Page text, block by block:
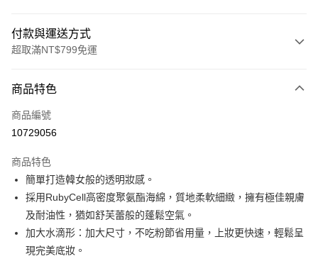
付款與運送方式
超取滿NT$799免運
信用卡一次付款
超商取貨付款
Apple Pay
街口支付
悠遊付
AFTEE先享後付
商品特色
商品編號
10729056
商品特色
簡單打造韓女般的透明妝感。
採用RubyCell高密度聚氨酯海綿，質地柔軟細緻，擁有極佳親膚
及耐油性，猶如舒芙蕾般的蓬鬆空氣。
加大水滴形：加大尺寸，不吃粉節省用量，上妝更快速，輕鬆呈
現完美底妝。